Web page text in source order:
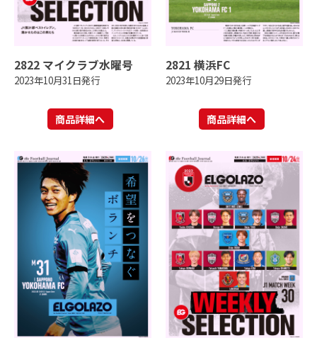
2822 マイクラブ水曜号
2023年10月31日発行
商品詳細へ
2821 横浜FC
2023年10月29日発行
商品詳細へ